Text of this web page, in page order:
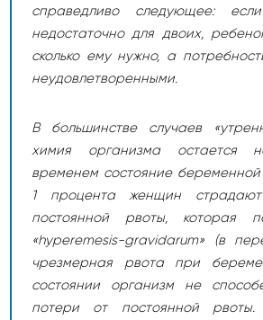
справедливо следующее:
недостаточно для двоих,
сколько ему нужно, а
неудовлетворенными.
В большинстве случаев
химия организма остается
временем состояние
1 процента женщин
постоянной рвоты, которая
«hyperemesis-gravidarum» (в
чрезмерная рвота при
состоянии организм не
потери от постоянной